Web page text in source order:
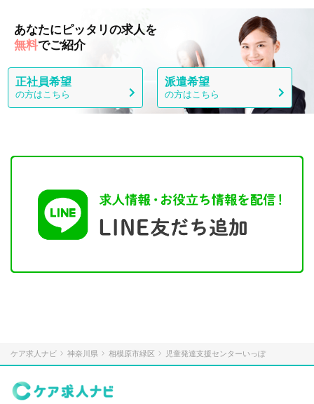
あなたにピッタリの求人を
無料でご紹介
正社員希望
の方はこちら
派遣希望
の方はこちら
ケア求人ナビ 神奈川県 相模原市緑区 児童発達支援センターいっぽ